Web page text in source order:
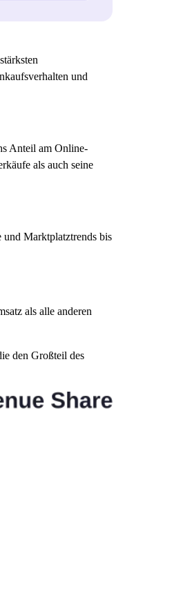
und
Anteil am Online-
als auch seine
und Marktplatztrends bis
als alle anderen
den Großteil des